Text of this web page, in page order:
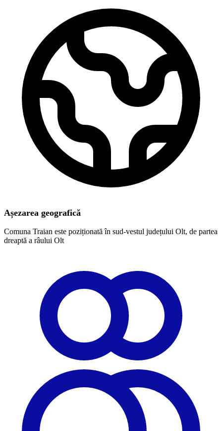
Așezarea geografică
Comuna Traian este poziționată în sud-vestul județului Olt, de partea
dreaptă a râului Olt